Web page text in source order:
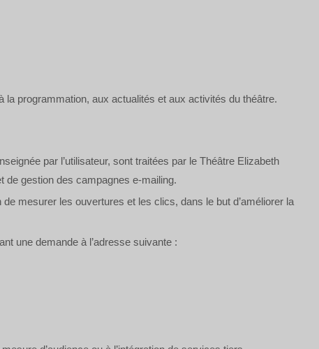
programmation, aux actualités et aux activités du théâtre.
par l’utilisateur, sont traitées par le Théâtre Elizabeth
de gestion des campagnes e-mailing.
mesurer les ouvertures et les clics, dans le but d’améliorer la
une demande à l’adresse suivante :